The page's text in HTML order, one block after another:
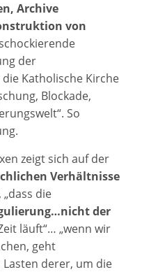
Archive
von
der
Katholische Kirche
Blockade,
So
zeigt sich auf der
Verhältnisse
die
der
läuft“… „wenn wir
geht
derer, um die